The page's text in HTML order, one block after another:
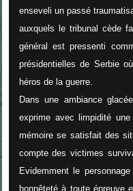
enseveli un passé
auxquels le tribunal cède
général est pressenti
présidentielles de Serbie
héros de la guerre.
Dans une ambiance
exprime avec limpidité
mémoire se satisfait des
compte des victimes
Evidemment le
honnêteté à toute épreuve